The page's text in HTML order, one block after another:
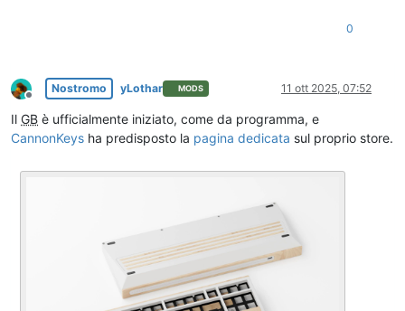
0
Non in linea
Nostromo yLothar MODS 11 ott 2025, 07:52
Il GB è ufficialmente iniziato, come da programma, e
CannonKeys ha predisposto la pagina dedicata sul proprio store.